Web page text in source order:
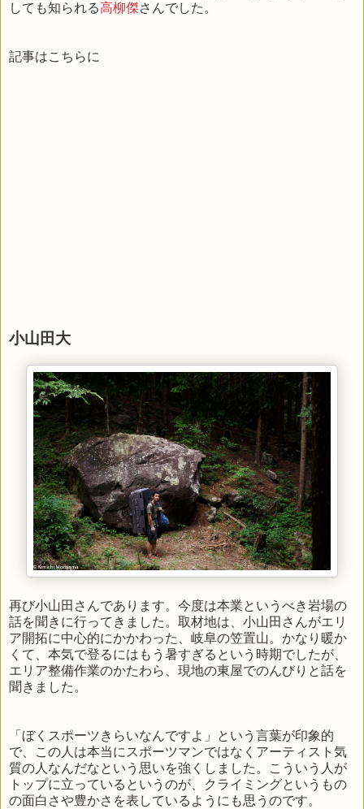
しても知られる高柳傑さんでした。
記事はこちらに
小山田大
再び小山田さんであります。今度は本業というべき岩場の
話を聞きに行ってきました。取材地は、小山田さんがエリ
ア開拓に中心的にかかわった、岐阜の笠置山。かなり暖か
くて、本気で登るにはもう暑すぎるという時期でしたが、
エリア整備作業のかたわら、現地の東屋でのんびりと話を
聞きました。
「ぼくスポーツきらいなんですよ」という言葉が印象的
で、この人は本当にスポーツマンではなくアーティスト気
質の人なんだなという思いを強くしました。こういう人が
トップに立っているというのが、クライミングというもの
の面白さや豊かさを表しているようにも思うのです。